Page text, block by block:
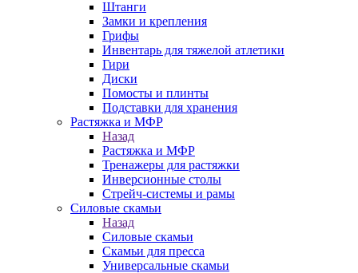
Штанги
Замки и крепления
Грифы
Инвентарь для тяжелой атлетики
Гири
Диски
Помосты и плинты
Подставки для хранения
Растяжка и МФР
Назад
Растяжка и МФР
Тренажеры для растяжки
Инверсионные столы
Стрейч-системы и рамы
Силовые скамьи
Назад
Силовые скамьи
Скамьи для пресса
Универсальные скамьи